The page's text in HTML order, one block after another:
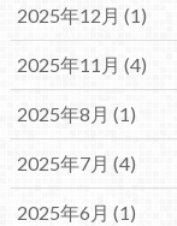
2025年12月 (1)
2025年11月 (4)
2025年8月 (1)
2025年7月 (4)
2025年6月 (1)